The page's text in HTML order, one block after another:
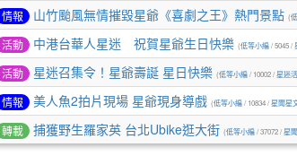
情報 山竹颱風無情摧毀星爺《喜劇之王》熱門景點 (
活動 中港台華人星迷 祝賀星爺生日快樂 (低等小編/ 5045 /
活動 星迷召集令！星爺壽誕 星日快樂 (低等小編/ 10002 /星迷
情報 美人魚2拍片現場 星爺現身導戲 (低等小編/ 10834 /星聞星
轉載 捕獲野生羅家英 台北Ubike逛大街 (低等小編/ 37072 /星